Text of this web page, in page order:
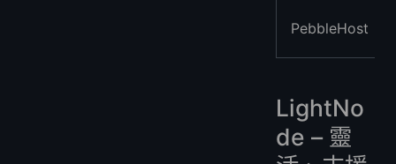
PebbleHost
LightNo
de – 靈